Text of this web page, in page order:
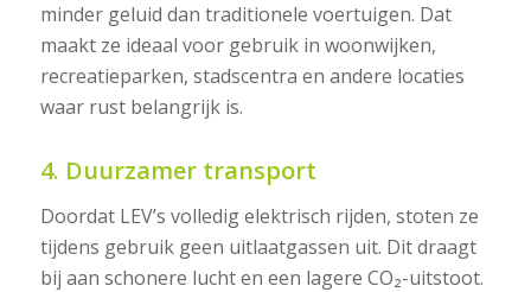
minder geluid dan traditionele voertuigen. Dat
maakt ze ideaal voor gebruik in woonwijken,
recreatieparken, stadscentra en andere locaties
waar rust belangrijk is.
4. Duurzamer transport
Doordat LEV’s volledig elektrisch rijden, stoten ze
tijdens gebruik geen uitlaatgassen uit. Dit draagt
bij aan schonere lucht en een lagere CO₂-uitstoot.